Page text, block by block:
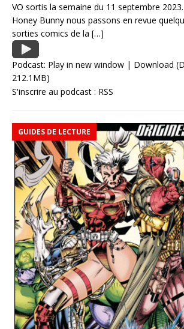
VO sortis la semaine du 11 septembre
Honey Bunny nous passons en revue
sorties comics de la […]
Podcast: Play in new window | Download
212.1MB)
S'inscrire au podcast : RSS
GUIDES DE LECTURE